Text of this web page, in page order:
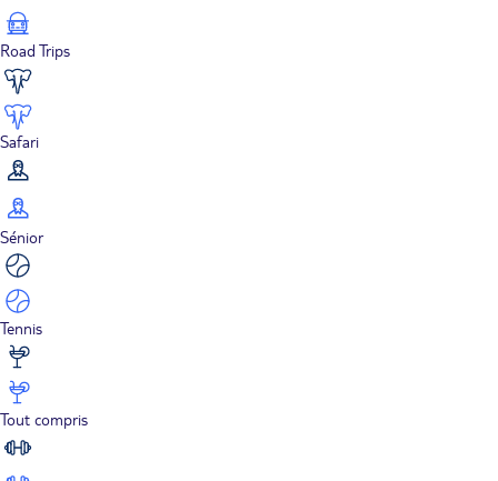
Road Trips
Safari
Sénior
Tennis
Tout compris